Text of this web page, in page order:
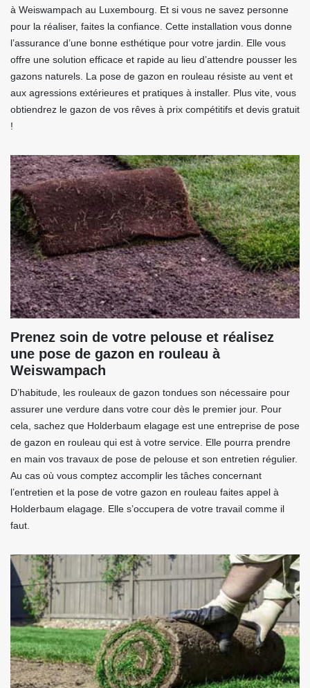
à Weiswampach au Luxembourg. Et si vous ne savez personne
pour la réaliser, faites la confiance. Cette installation vous donne
l’assurance d’une bonne esthétique pour votre jardin. Elle vous
offre une solution efficace et rapide au lieu d’attendre pousser les
gazons naturels. La pose de gazon en rouleau résiste au vent et
aux agressions extérieures et pratiques à installer. Plus vite, vous
obtiendrez le gazon de vos rêves à prix compétitifs et devis gratuit
!
Prenez soin de votre pelouse et réalisez
une pose de gazon en rouleau à
Weiswampach
D’habitude, les rouleaux de gazon tondues son nécessaire pour
assurer une verdure dans votre cour dès le premier jour. Pour
cela, sachez que Holderbaum elagage est une entreprise de pose
de gazon en rouleau qui est à votre service. Elle pourra prendre
en main vos travaux de pose de pelouse et son entretien régulier.
Au cas où vous comptez accomplir les tâches concernant
l’entretien et la pose de votre gazon en rouleau faites appel à
Holderbaum elagage. Elle s’occupera de votre travail comme il
faut.